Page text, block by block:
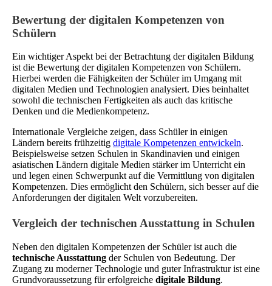
Bewertung der digitalen Kompetenzen von
Schülern
Ein wichtiger Aspekt bei der Betrachtung der digitalen Bildung
ist die Bewertung der digitalen Kompetenzen von Schülern.
Hierbei werden die Fähigkeiten der Schüler im Umgang mit
digitalen Medien und Technologien analysiert. Dies beinhaltet
sowohl die technischen Fertigkeiten als auch das kritische
Denken und die Medienkompetenz.
Internationale Vergleiche zeigen, dass Schüler in einigen
Ländern bereits frühzeitig digitale Kompetenzen entwickeln.
Beispielsweise setzen Schulen in Skandinavien und einigen
asiatischen Ländern digitale Medien stärker im Unterricht ein
und legen einen Schwerpunkt auf die Vermittlung von digitalen
Kompetenzen. Dies ermöglicht den Schülern, sich besser auf die
Anforderungen der digitalen Welt vorzubereiten.
Vergleich der technischen Ausstattung in Schulen
Neben den digitalen Kompetenzen der Schüler ist auch die
technische Ausstattung der Schulen von Bedeutung. Der
Zugang zu moderner Technologie und guter Infrastruktur ist eine
Grundvoraussetzung für erfolgreiche digitale Bildung.